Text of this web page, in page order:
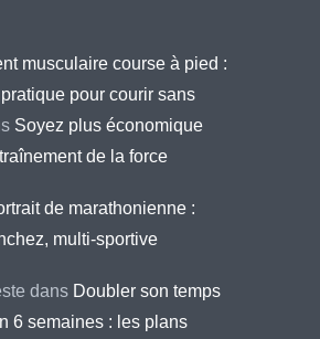
musculaire course à pied :
pour courir sans
Soyez plus économique
de la force
de marathonienne :
multi-sportive
dans Doubler son temps
6 semaines : les plans